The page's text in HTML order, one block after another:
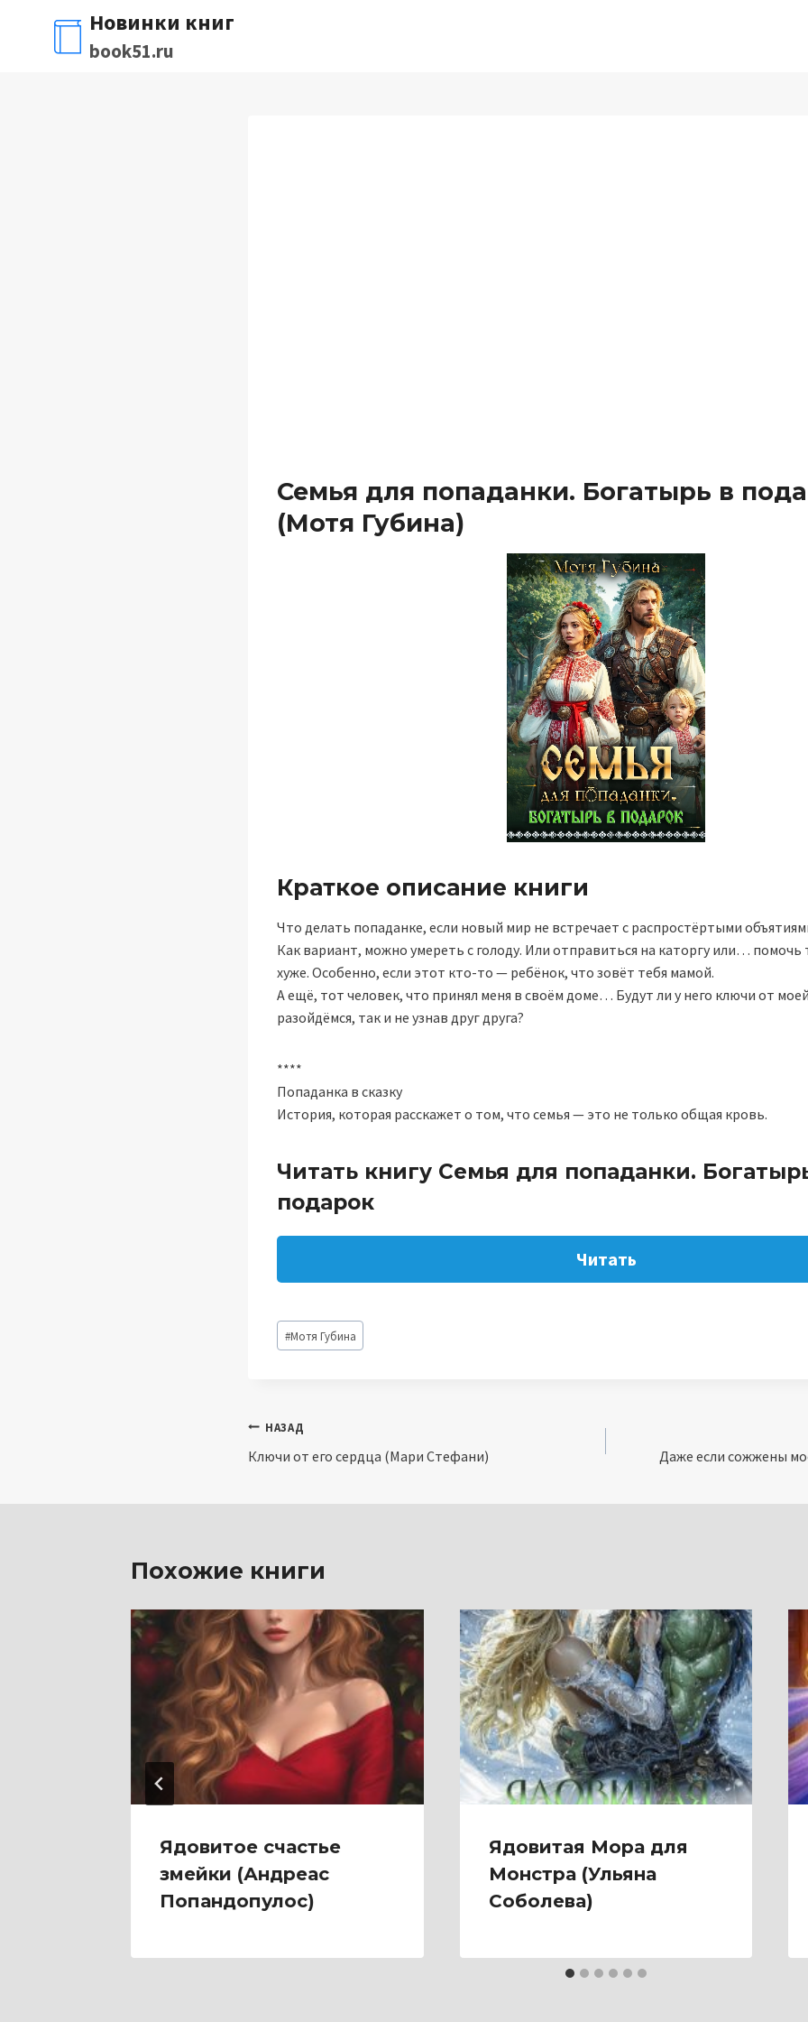
содержимому
Новинки книг
book51.ru
Семья для попаданки. Богатырь в
(Мотя Губина)
Краткое описание книги
Что делать попаданке, если новый мир не встречает с распростёртыми
Как вариант, можно умереть с голоду. Или отправиться на каторгу или… помочь
хуже. Особенно, если этот кто-то — ребёнок, что зовёт тебя мамой.
А ещё, тот человек, что принял меня в своём доме… Будут ли у него ключи от
разойдёмся, так и не узнав друг друга?
****
Попаданка в сказку
История, которая расскажет о том, что семья — это не только общая кровь.
Читать книгу Семья для попаданки.
подарок
Читать
Метки
записи:
#Мотя Губина
Навигация
по
НАЗАД
Ключи от его сердца (Мари Стефани) Даже если сожжены
Похожие книги
Ядовитое счастье
змейки (Андреас
Попандопулос)
Ядовитая Мора для
Монстра (Ульяна
Соболева)